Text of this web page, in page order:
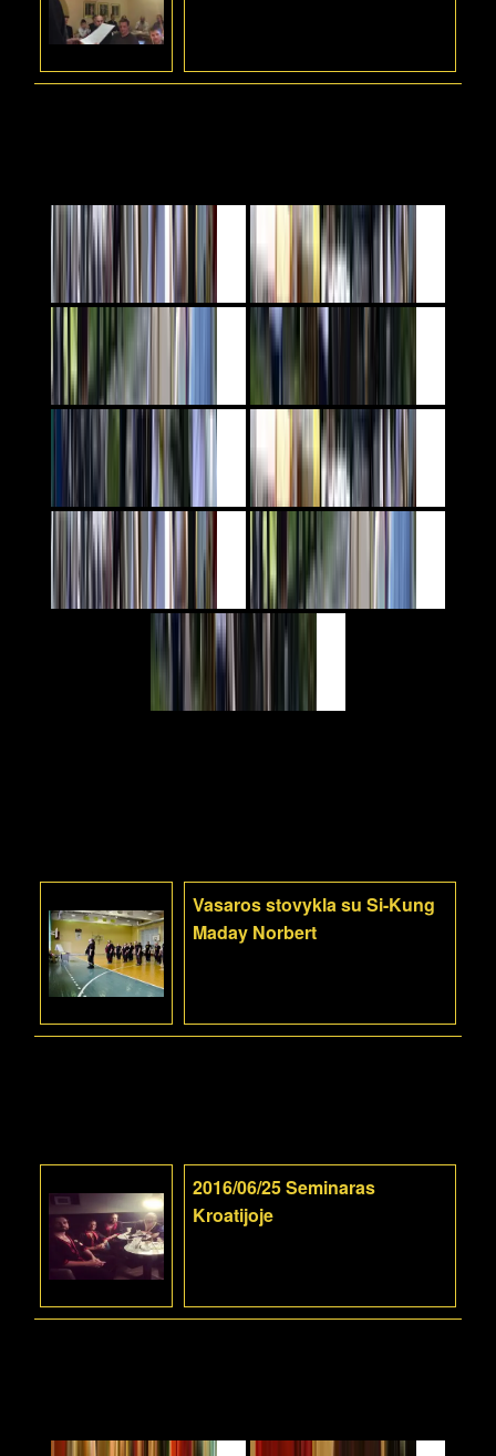
Vasaros stovykla su Si-Kung
Maday Norbert
2016/06/25 Seminaras
Kroatijoje